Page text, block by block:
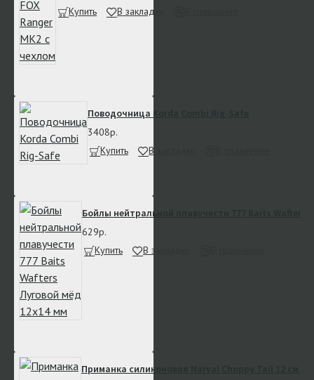
Купить
В закладки
Поводочница Korda Combi Rig-Safe
3408р.
Купить
В закладки
Бойлы нейтральной плавучести 777 Baits Wafters
629р.
Купить
В закладки
Приманка силиконовая Narval Choppy Tail 12 см